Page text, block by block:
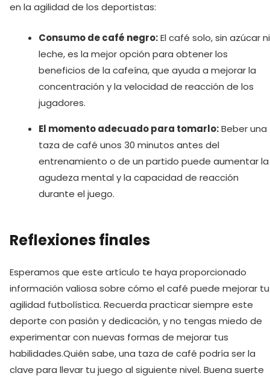
en la agilidad de los deportistas:
Consumo de café negro:El café solo, sin azúcar ni
leche, es la mejor opción para obtener los
beneficios de la cafeína, que ayuda a mejorar la
concentración y la velocidad de reacción de los
jugadores.
El momento adecuado para tomarlo:Beber una
taza de café unos 30 minutos antes del
entrenamiento o de un partido puede aumentar la
agudeza mental y la capacidad de reacción
durante el juego.
Reflexiones finales
Esperamos que este artículo te haya proporcionado
información valiosa sobre cómo el café puede mejorar tu
agilidad futbolística. Recuerda practicar siempre este
deporte con pasión y dedicación, y no tengas miedo de
‍experimentar con nuevas formas de mejorar tus
habilidades.‍Quién sabe, una taza de café podría ser la
clave para llevar tu juego al siguiente nivel. Buena suerte